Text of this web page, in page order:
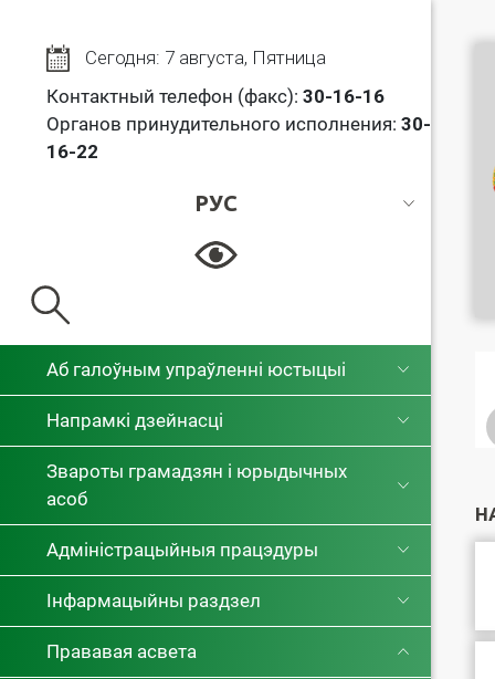
Сегодня: 7 августа, Пятница
Контактный телефон (факс): 30-16-16
Органов принудительного исполнения: 30-
16-22
РУС
РУС
Аб галоўным упраўленні юстыцыі
Напрамкі дзейнасці
Звароты грамадзян і юрыдычных
асоб
Адміністрацыйныя працэдуры
Інфармацыйны раздзел
Прававая асвета